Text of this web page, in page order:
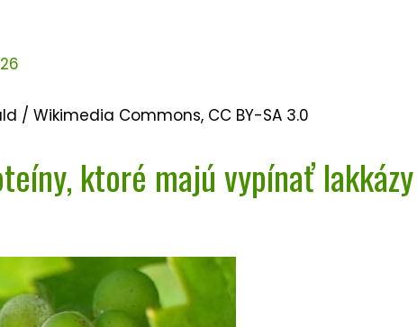
/ Wikimedia Commons, CC BY-SA 3.0
ktoré majú vypínať lakkázy